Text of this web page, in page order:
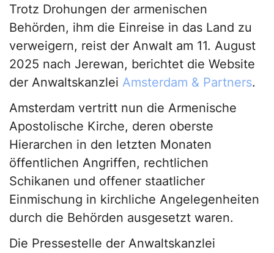
Trotz Drohungen der armenischen
Behörden, ihm die Einreise in das Land zu
verweigern, reist der Anwalt am 11. August
2025 nach Jerewan, berichtet die Website
der Anwaltskanzlei Amsterdam & Partners.
Amsterdam vertritt nun die Armenische
Apostolische Kirche, deren oberste
Hierarchen in den letzten Monaten
öffentlichen Angriffen, rechtlichen
Schikanen und offener staatlicher
Einmischung in kirchliche Angelegenheiten
durch die Behörden ausgesetzt waren.
Die Pressestelle der Anwaltskanzlei